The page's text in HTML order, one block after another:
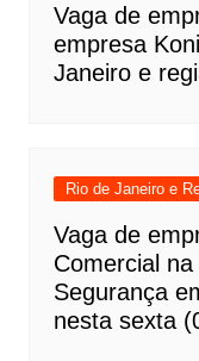
Vaga de
empresa
Janeiro e
Rio de Janeiro e
Vaga de
Comercial
Segurança
nesta sexta